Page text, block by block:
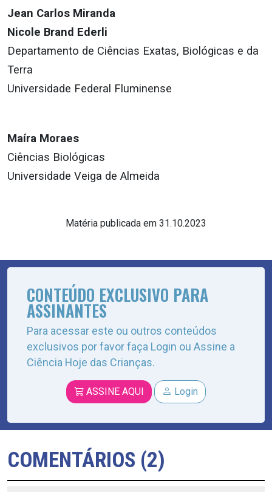
Jean Carlos Miranda
Nicole Brand Ederli
Departamento de Ciências Exatas, Biológicas e da
Terra
Universidade Federal Fluminense
Maíra Moraes
Ciências Biológicas
Universidade Veiga de Almeida
Matéria publicada em 31.10.2023
CONTEÚDO EXCLUSIVO PARA
ASSINANTES
Para acessar este ou outros conteúdos
exclusivos por favor faça Login ou Assine a
Ciência Hoje das Crianças.
ASSINE AQUI Login
COMENTÁRIOS (2)